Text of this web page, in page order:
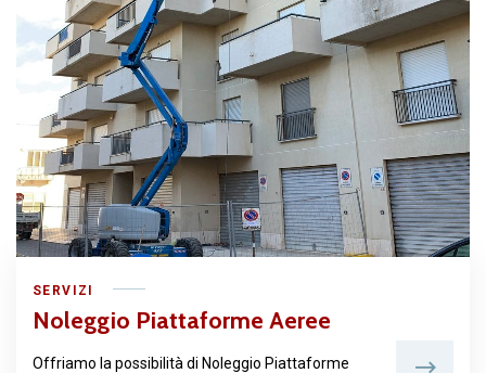
SERVIZI
Noleggio Piattaforme Aeree
Offriamo la possibilità di Noleggio Piattaforme